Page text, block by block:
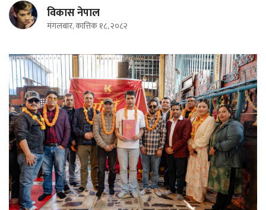
विकास नेपाल
मंगलबार, कात्तिक १८, २०८२